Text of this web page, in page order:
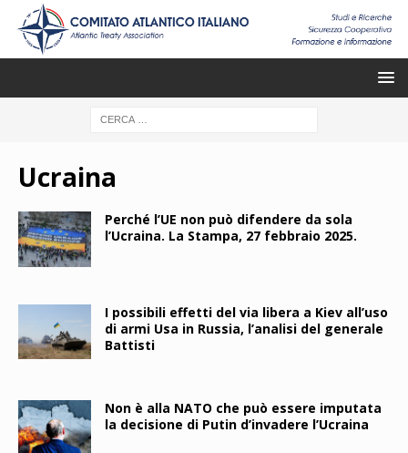
Ucraina
Perché l’UE non può difendere da sola
l’Ucraina. La Stampa, 27 febbraio 2025.
I possibili effetti del via libera a Kiev all’uso
di armi Usa in Russia, l’analisi del generale
Battisti
Non è alla NATO che può essere imputata
la decisione di Putin d’invadere l’Ucraina